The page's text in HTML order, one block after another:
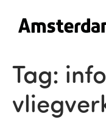
Tag: